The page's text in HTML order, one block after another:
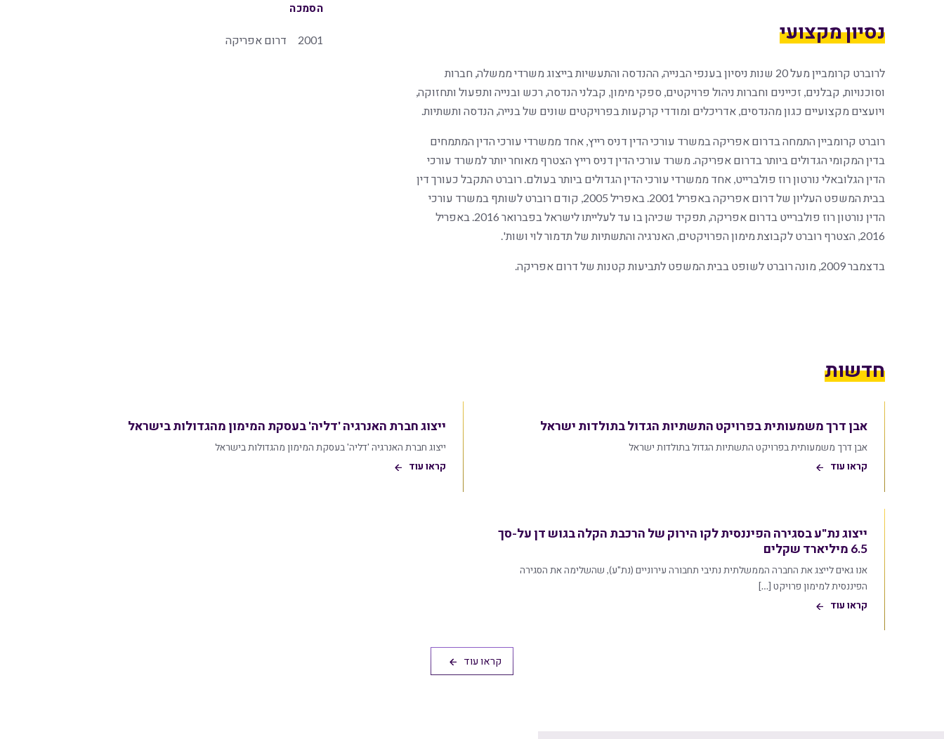
נסיון מקצועי
לרוברט קרומביין מעל 20 שנות ניסיון בענפי הבנייה, ההנדסה והתעשיות בייצוג משרדי ממשלה, חברות
וסוכנויות, קבלנים, זכיינים וחברות ניהול פרויקטים, ספקי מימון, קבלני הנדסה, רכש ובנייה ותפעול ותחזוקה,
ויועצים מקצועיים כגון מהנדסים, אדריכלים ומודדי קרקעות בפרויקטים שונים של בנייה, הנדסה ותשתיות.
רוברט קרומביין התמחה בדרום אפריקה במשרד עורכי הדין דניס רייץ, אחד ממשרדי עורכי הדין המתמחים
בדין המקומי הגדולים ביותר בדרום אפריקה. משרד עורכי הדין דניס רייץ הצטרף מאוחר יותר למשרד עורכי
הדין הגלובאלי נורטון רוז פולברייט, אחד ממשרדי עורכי הדין הגדולים ביותר בעולם. רוברט התקבל כעורך דין
בבית המשפט העליון של דרום אפריקה באפריל 2001. באפריל 2005, קודם רוברט לשותף במשרד עורכי
הדין נורטון רוז פולברייט בדרום אפריקה, תפקיד שכיהן בו עד לעלייתו לישראל בפברואר 2016. באפריל
2016, הצטרף רוברט לקבוצת מימון הפרויקטים, האנרגיה והתשתיות של תדמור לוי ושות'.
בדצמבר 2009, מונה רוברט לשופט בבית המשפט לתביעות קטנות של דרום אפריקה.
הסמכה
2001 דרום אפריקה
חדשות
אבן דרך משמעותית בפרויקט התשתיות הגדול בתולדות ישראל
אבן דרך משמעותית בפרויקט התשתיות הגדול בתולדות ישראל
קראו עוד
ייצוג חברת האנרגיה 'דליה' בעסקת המימון מהגדולות בישראל
ייצוג חברת האנרגיה 'דליה' בעסקת המימון מהגדולות בישראל
קראו עוד
ייצוג נת"ע בסגירה הפיננסית לקו הירוק של הרכבת הקלה בגוש דן על-סך
6.5 מיליארד שקלים
אנו גאים לייצג את החברה הממשלתית נתיבי תחבורה עירוניים (נת"ע), שהשלימה את הסגירה
הפיננסית למימון פרויקט […]
קראו עוד
קראו עוד